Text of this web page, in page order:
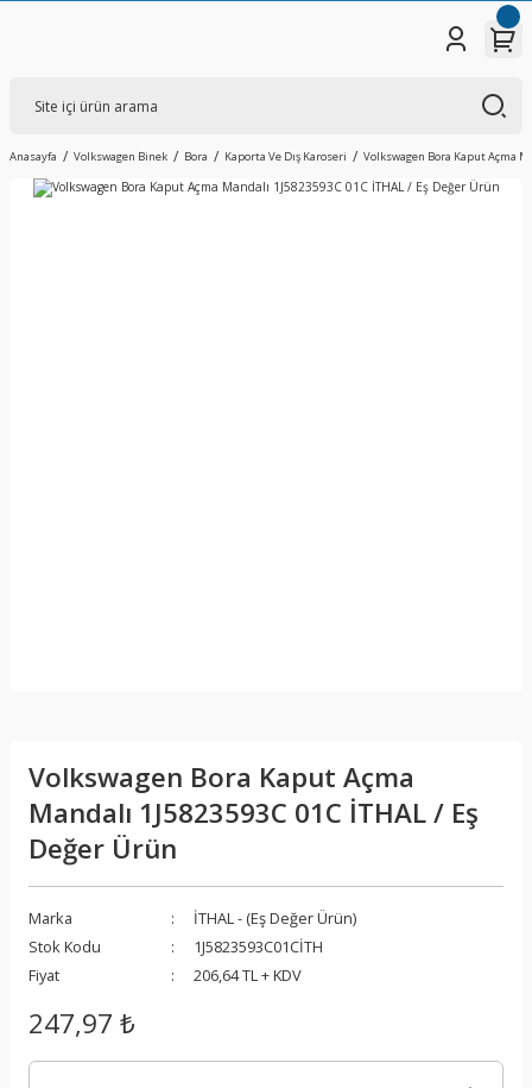
Anasayfa Volkswagen Binek Bora Kaporta Ve Dış Karoseri Volkswagen Bora Kaput Açma
Volkswagen Bora Kaput Açma
Mandalı 1J5823593C 01C İTHAL / Eş
Değer Ürün
Marka
İTHAL - (Eş Değer Ürün)
Stok Kodu
1J5823593C01CİTH
Fiyat
206,64 TL + KDV
247,97 ₺